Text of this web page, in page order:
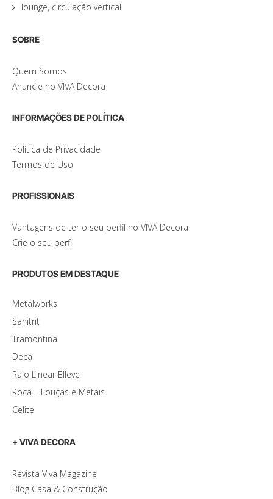
lounge, circulação vertical
SOBRE
Quem Somos
Anuncie no VIVA Decora
INFORMAÇÕES DE POLÍTICA
Política de Privacidade
Termos de Uso
PROFISSIONAIS
Vantagens de ter o seu perfil no VIVA Decora
Crie o seu perfil
PRODUTOS EM DESTAQUE
Metalworks
Sanitrit
Tramontina
Deca
Ralo Linear Elleve
Roca – Louças e Metais
Celite
+ VIVA DECORA
Revista VIva Magazine
Blog Casa & Construção